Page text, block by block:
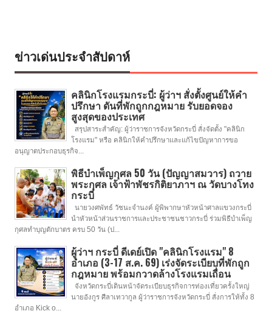
ข่าวเด่นประจำสัปดาห์
คลินิกโรงแรมกระบี่: ผู้ว่าฯ สั่งตั้งศูนย์ให้คำ
ปรึกษา ดันที่พักถูกกฎหมาย รับยอดจอง
สูงสุดของประเทศ
สรุปสาระสำคัญ: ผู้ว่าราชการจังหวัดกระบี่ สั่งจัดตั้ง "คลินิก
โรงแรม" หรือ คลินิกให้คำปรึกษาและแก้ไขปัญหาการขอ
อนุญาตประกอบธุรกิจ...
พิธีบำเพ็ญกุศล 50 วัน (ปัญญาสมวาร) ถวาย
พระกุศล เจ้าฟ้าพัชรกิติยาภาฯ ณ วัดบางโทง
กระบี่
นายวงศพัทธ์ วัชนะจำนงค์ ผู้พิพากษาหัวหน้าศาลแขวงกระบี่
นำหัวหน้าส่วนราชการและประชาชนชาวกระบี่ ร่วมพิธีบำเพ็ญ
กุศลทำบุญตักบาตร ครบ 50 วัน (ป...
ผู้ว่าฯ กระบี่ ดีเดย์เปิด "คลินิกโรงแรม" 8
อำเภอ (3-17 ส.ค. 69) เร่งจัดระเบียบที่พักถูก
กฎหมาย พร้อมกวาดล้างโรงแรมเถื่อน
จังหวัดกระบี่เดินหน้าจัดระเบียบธุรกิจการท่องเที่ยวครั้งใหญ่
นายอังกูร ศีลาเทวากูล ผู้ว่าราชการจังหวัดกระบี่ สั่งการให้ทั้ง 8
อำเภอ Kick o...